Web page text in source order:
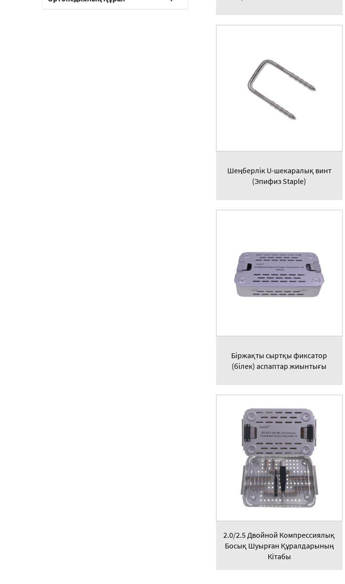
Шеңберлік U-шекаралық винт
(Эпифиз Staple)
Біржақты сыртқы фиксатор
(білек) аспаптар жиынтығы
2.0/2.5 Двойной Компрессиялық
Босық Шуырған Құралдарының
Кітабы